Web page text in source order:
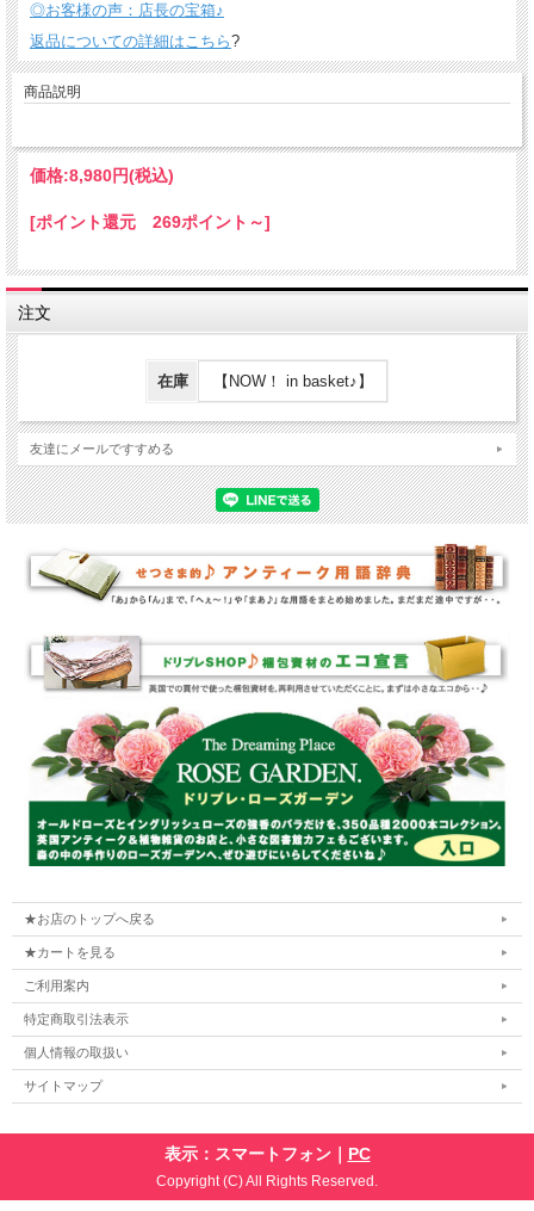
◎お客様の声：店長の宝箱♪
返品についての詳細はこちら?
商品説明
価格:8,980円(税込)
[ポイント還元 269ポイント～]
注文
在庫 【NOW！ in basket♪】
友達にメールですすめる
★お店のトップへ戻る
★カートを見る
ご利用案内
特定商取引法表示
個人情報の取扱い
サイトマップ
表示：スマートフォン｜ PC
Copyright (C) All Rights Reserved.